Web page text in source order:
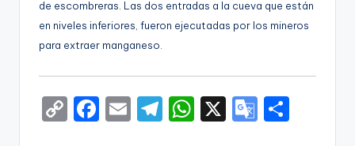
de escombreras. Las dos entradas a la cueva que están
en niveles inferiores, fueron ejecutadas por los mineros
para extraer manganeso.
C F
E
T
W X
G